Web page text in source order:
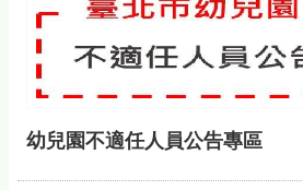
幼兒園不適任人員公告專區